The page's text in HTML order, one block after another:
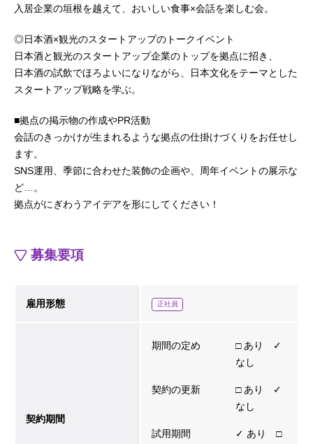
入居企業の垣根を越えて、おいしい食事×会話を楽しむ会。
◎日本酒×観光のスタートアップのトークイベント
日本酒と観光のスタートアップ企業のトップを拠点に招き、
日本酒の試飲でほろよいになりながら、日本文化をテーマとした
スタートアップ戦略を学ぶ。
■拠点の掲示物の作成やPR活動
会話のきっかけが生まれるような拠点の仕掛けづくりをお任せし
ます。
SNS運用、季節に合わせた装飾の企画や、周年イベントの展示な
ど…。
拠点がにぎわうアイデアを形にしてください！
募集要項
雇用形態 正社員
契約期間
期間の定め
□ あり ✓
なし
契約の更新
□ あり ✓
なし
試用期間 ✓ あり □